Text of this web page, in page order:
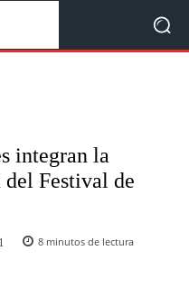
integran la
Festival de
8 minutos de lectura